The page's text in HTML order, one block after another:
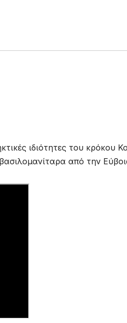
ιδιότητες του κρόκου
από την